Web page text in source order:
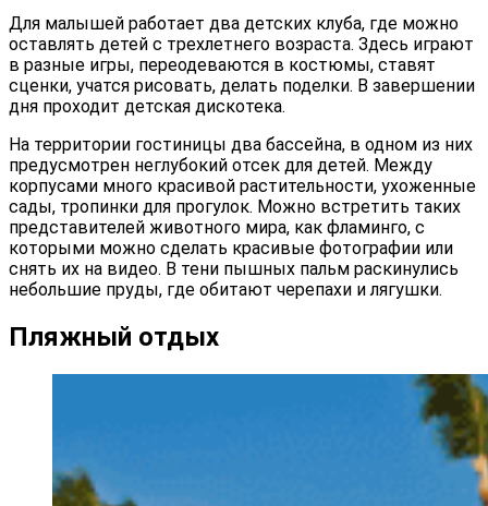
Для малышей работает два детских клуба, где можно
оставлять детей с трехлетнего возраста. Здесь играют
в разные игры, переодеваются в костюмы, ставят
сценки, учатся рисовать, делать поделки. В завершении
дня проходит детская дискотека.
На территории гостиницы два бассейна, в одном из них
предусмотрен неглубокий отсек для детей. Между
корпусами много красивой растительности, ухоженные
сады, тропинки для прогулок. Можно встретить таких
представителей животного мира, как фламинго, с
которыми можно сделать красивые фотографии или
снять их на видео. В тени пышных пальм раскинулись
небольшие пруды, где обитают черепахи и лягушки.
Пляжный отдых